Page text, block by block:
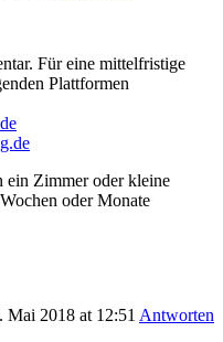
Für eine mittelfristige
Plattformen
ein Zimmer oder kleine
oder Monate
Mai 2018 at 12:51 Antworten